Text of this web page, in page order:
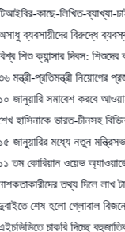
লিখিত-ব্যাখ্যা-চাইবে-
বিরুদ্ধে ব্যবস্থা নেওয়ার
দিবস: শিশুদের
নিয়োগের প্রজ্ঞাপন জারি
সমাবেশ করবে আওয়ামী লীগ
ভারত-চীনসহ বিভিন্ন দেশের
মধ্যে নতুন মন্ত্রিসভা
ওয়েভ অ্যাওয়ার্ডে পেলেন
তথ্য দিলে লাখ টাকা
হলো গ্লোবাল বিজনেস
দিচ্ছে বহুজাতিক কোম্পানি